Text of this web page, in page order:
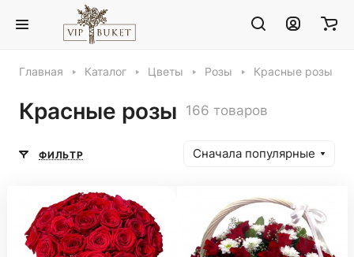
Главная Каталог Цветы Розы Красные розы
Красные розы 166 товаров
ФИЛЬТР Сначала популярные